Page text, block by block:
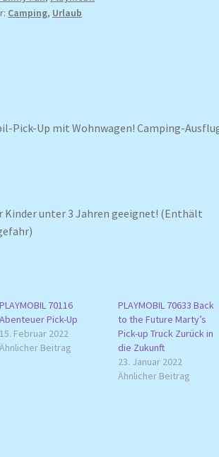
Camping, Urlaub
Pick-Up mit Wohnwagen! Camping-
Kinder unter 3 Jahren geeignet! (Enthält
PLAYMOBIL 70116
Abenteuer Pick-Up
15. Februar 2022
Ähnlicher Beitrag
PLAYMOBIL 70633 Back
to the Future Marty’s
Pick-up Truck Zurück in
die Zukunft
23. Januar 2022
Ähnlicher Beitrag